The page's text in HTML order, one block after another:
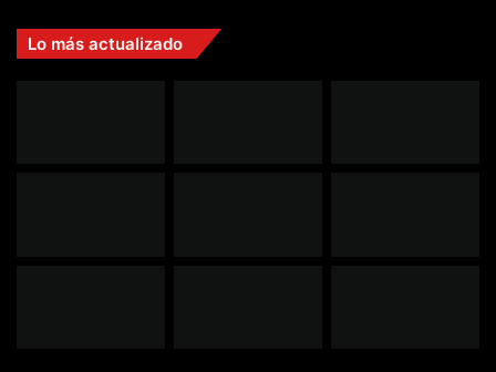
Lo más actualizado